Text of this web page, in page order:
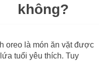
không?
oreo là món ăn vặt được
tuổi yêu thích. Tuy